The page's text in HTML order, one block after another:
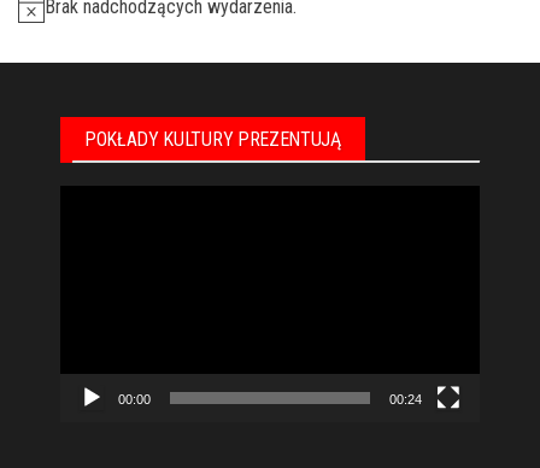
Brak nadchodzących wydarzenia.
POKŁADY KULTURY PREZENTUJĄ
00:00 00:24